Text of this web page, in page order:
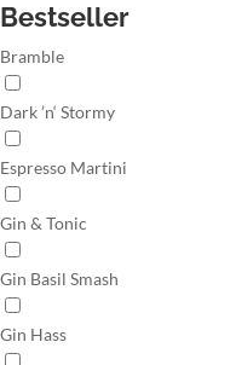
Bestseller
Bramble
Dark ’n‘ Stormy
Espresso Martini
Gin & Tonic
Gin Basil Smash
Gin Hass